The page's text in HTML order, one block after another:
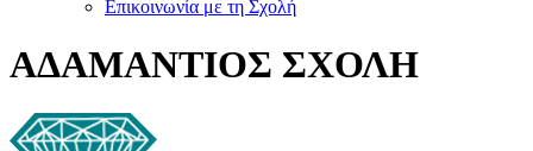
Επικοινωνία με τη Σχολή
ΑΔΑΜΑΝΤΙΟΣ ΣΧΟΛΗ